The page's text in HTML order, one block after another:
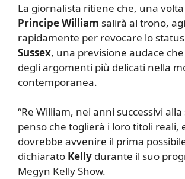
La giornalista ritiene che, una
Principe William salirà al trono,
rapidamente per revocare lo
Sussex, una previsione audace
degli argomenti più delicati nella
contemporanea.
“Re William, nei anni successivi alla
penso che toglierà i loro titoli reali,
dovrebbe avvenire il prima
dichiarato Kelly durante il suo
Megyn Kelly Show.